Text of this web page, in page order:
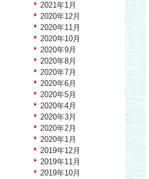
2021年1月
2020年12月
2020年11月
2020年10月
2020年9月
2020年8月
2020年7月
2020年6月
2020年5月
2020年4月
2020年3月
2020年2月
2020年1月
2019年12月
2019年11月
2019年10月